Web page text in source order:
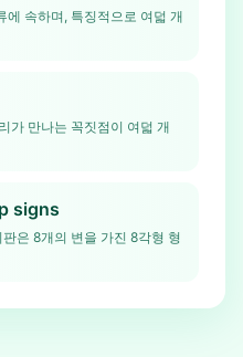
에 속하며, 특징적으로 여덟 개
가 만나는 꼭짓점이 여덟 개
signs
은 8개의 변을 가진 8각형 형